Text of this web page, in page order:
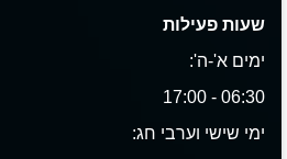
שעות פעילות
ימים א'-ה':
06:30 - 17:00
ימי שישי וערבי חג: